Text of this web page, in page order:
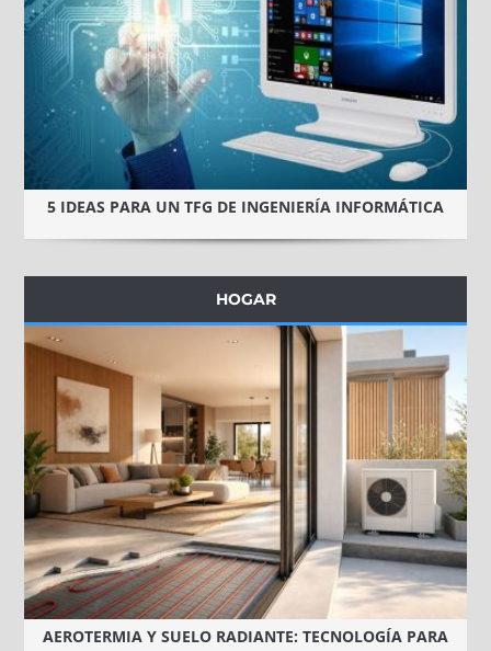
5 IDEAS PARA UN TFG DE INGENIERÍA INFORMÁTICA
HOGAR
AEROTERMIA Y SUELO RADIANTE: TECNOLOGÍA PARA